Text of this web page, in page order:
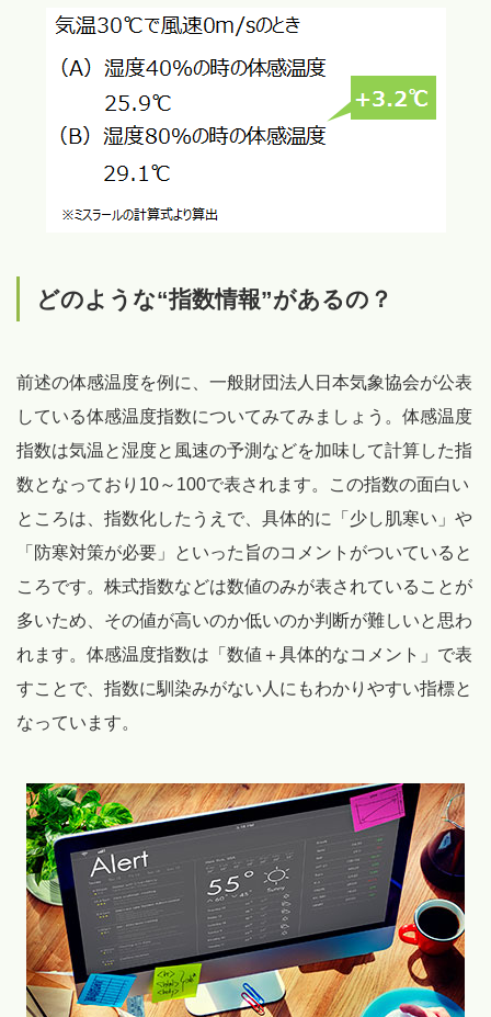
どのような“指数情報”があるの？
前述の体感温度を例に、一般財団法人日本気象協会が公表
している体感温度指数についてみてみましょう。体感温度
指数は気温と湿度と風速の予測などを加味して計算した指
数となっており10～100で表されます。この指数の面白い
ところは、指数化したうえで、具体的に「少し肌寒い」や
「防寒対策が必要」といった旨のコメントがついていると
ころです。株式指数などは数値のみが表されていることが
多いため、その値が高いのか低いのか判断が難しいと思わ
れます。体感温度指数は「数値＋具体的なコメント」で表
すことで、指数に馴染みがない人にもわかりやすい指標と
なっています。